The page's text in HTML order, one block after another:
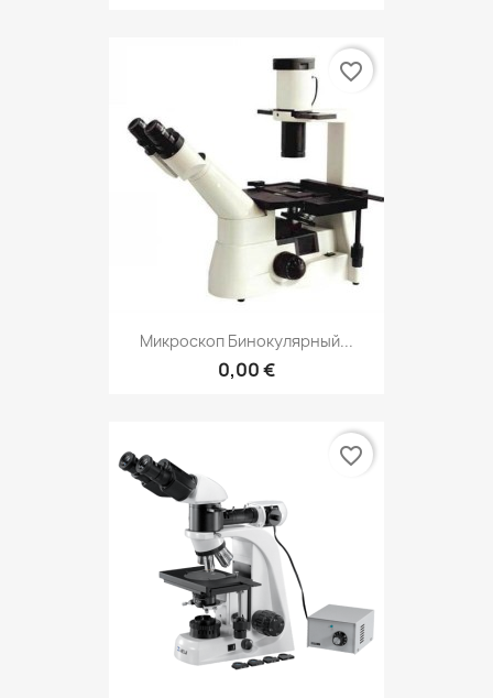
Микроскоп Бинокулярный...
0,00 €
favorite_border
favorite_border